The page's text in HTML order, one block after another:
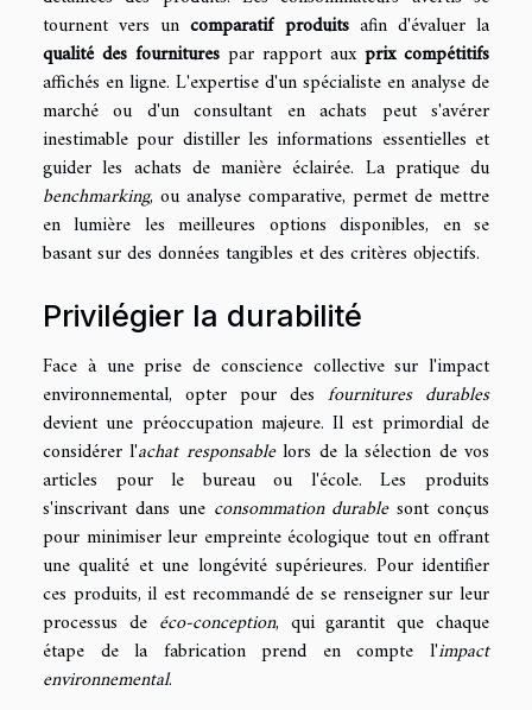
tournent vers uncomparatif produitsafin d'évaluer la
qualité des fournitures par rapport aux prix compétitifs
affichés en ligne. L'expertise d'un spécialiste en analyse de
marché ou d'un consultant en achats peut s'avérer
inestimable pour distiller les informations essentielles et
guider les achats de manière éclairée. La pratique du
benchmarking, ou analyse comparative, permet de mettre
en lumière les meilleures options disponibles, en se
basant sur des données tangibles et des critères objectifs.
Privilégier la durabilité
Face à une prise de conscience collective sur l'impact
environnemental, opter pour des fournitures durables
devient une préoccupation majeure. Il est primordial de
considérer l'achat responsablelors de la sélection de vos
articles pour le bureau ou l'école. Les produits
s'inscrivant dans une consommation durablesont conçus
pour minimiser leur empreinte écologique tout en offrant
une qualité et une longévité supérieures. Pour identifier
ces produits, il est recommandé de se renseigner sur leur
processus de éco-conception, qui garantit que chaque
étape de la fabrication prend en compte l'impact
environnemental.